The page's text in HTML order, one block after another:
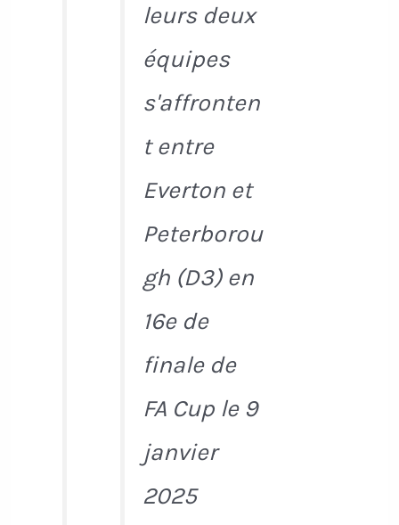
leurs deux
équipes
s'affronten
t entre
Everton et
Peterborou
gh (D3) en
16e de
finale de
FA Cup le 9
janvier
2025